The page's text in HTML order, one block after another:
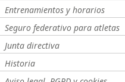
Entrenamientos y horarios
Seguro federativo para atletas
Junta directiva
Historia